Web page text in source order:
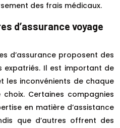
des frais médicaux.
d’assurance voyage
d’assurance proposent des
expatriés. Il est important de
les inconvénients de chaque
Certaines compagnies
en matière d’assistance
que d’autres offrent des